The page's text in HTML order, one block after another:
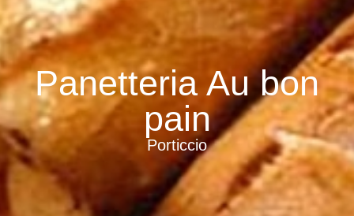
Panetteria Au bon
pain
Porticcio